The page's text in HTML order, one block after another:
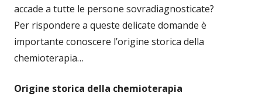
accade a tutte le persone sovradiagnosticate?
Per rispondere a queste delicate domande è
importante conoscere l’origine storica della
chemioterapia…
Origine storica della chemioterapia